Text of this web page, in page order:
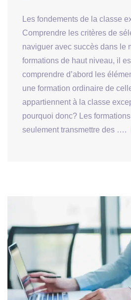
Les fondements de la classe
Comprendre les critères de
naviguer avec succès dans le
formations de haut niveau, il
comprendre d’abord les
une formation ordinaire de
appartiennent à la classe
pourquoi donc? Les
seulement transmettre des ….